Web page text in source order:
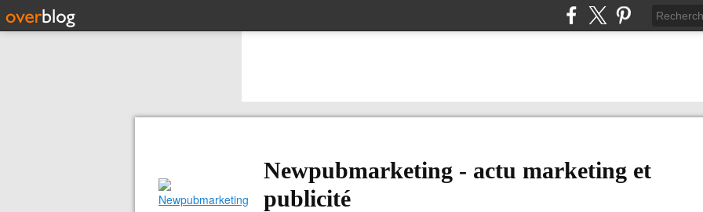
Newpubmarketing - actu marketing et
publicité